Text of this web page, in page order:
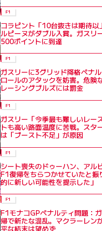
F1
コラピント「10台抜きは期待以
ルピーヌがダブル入賞。ガスリ
500ポイントに到達
F1
ガスリーに3グリッド降格ペナ
ロールのアタックを妨害。危険
レーシングブルズには罰金
F1
ガスリー「今季最も難しいレー
トも高い路面温度に苦戦。スタ
は「ブースト不足」が原因
F1
シート喪失のドゥーハン、アル
F1復帰をちらつかせていたと振
的に新しい可能性を提示した」
F1
F1モナコGPペナルティ問題：
帰で新たな混乱。マクラーレン
平な結末は望めず